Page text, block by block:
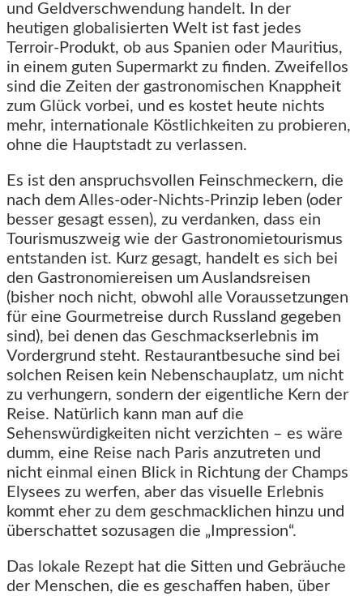
und Geldverschwendung handelt. In der
heutigen globalisierten Welt ist fast jedes
Terroir-Produkt, ob aus Spanien oder Mauritius,
in einem guten Supermarkt zu finden. Zweifellos
sind die Zeiten der gastronomischen Knappheit
zum Glück vorbei, und es kostet heute nichts
mehr, internationale Köstlichkeiten zu probieren,
ohne die Hauptstadt zu verlassen.
Es ist den anspruchsvollen Feinschmeckern, die
nach dem Alles-oder-Nichts-Prinzip leben (oder
besser gesagt essen), zu verdanken, dass ein
Tourismuszweig wie der Gastronomietourismus
entstanden ist. Kurz gesagt, handelt es sich bei
den Gastronomiereisen um Auslandsreisen
(bisher noch nicht, obwohl alle Voraussetzungen
für eine Gourmetreise durch Russland gegeben
sind), bei denen das Geschmackserlebnis im
Vordergrund steht. Restaurantbesuche sind bei
solchen Reisen kein Nebenschauplatz, um nicht
zu verhungern, sondern der eigentliche Kern der
Reise. Natürlich kann man auf die
Sehenswürdigkeiten nicht verzichten – es wäre
dumm, eine Reise nach Paris anzutreten und
nicht einmal einen Blick in Richtung der Champs
Elysees zu werfen, aber das visuelle Erlebnis
kommt eher zu dem geschmacklichen hinzu und
überschattet sozusagen die „Impression“.
Das lokale Rezept hat die Sitten und Gebräuche
der Menschen, die es geschaffen haben, über